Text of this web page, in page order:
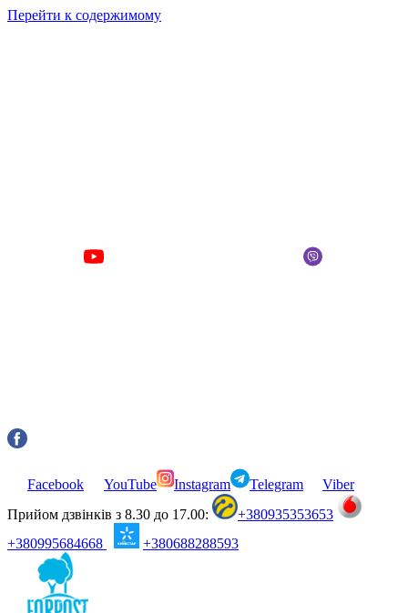
Перейти к содержимому
Facebook YouTube Instagram Telegram
Viber
Прийом дзвінків з 8.30 до 17.00:
+380935353653
+380995684668
+380688288593